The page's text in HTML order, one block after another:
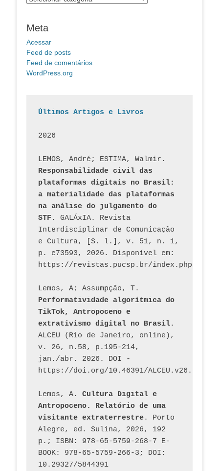
Meta
Acessar
Feed de posts
Feed de comentários
WordPress.org
Últimos Artigos e Livros
2026
Responsabilidade civil das
plataformas digitais no Brasil:
a materialidade das plataformas
na análise do julgamento do
STF.
GALÁxIA. Revista
Interdisciplinar de Comunicação
e Cultura, [S. l.], v. 51, n. 1,
p. e73593, 2026. Disponível em:
Performatividade algorítmica do
TikTok, Antropoceno e
extrativismo digital no Brasil.
ALCEU (Rio de Janeiro, online),
v. 26, n.58, p.195-214,
jan./abr. 2026. DOI -
https://doi.org/10.46391/
Lemos, A. Cultura Digital e
Antropoceno. Relatório de uma
visitante extraterrestre. Porto
Alegre, ed. Sulina, 2026, 192
p.; ISBN: 978-65-5759-268-7 E-
BOOK: 978-65-5759-266-3; DOI:
10.29327/5844391